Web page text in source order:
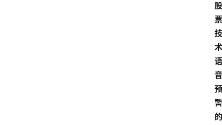
股
票
技
术
语
音
预
警
的